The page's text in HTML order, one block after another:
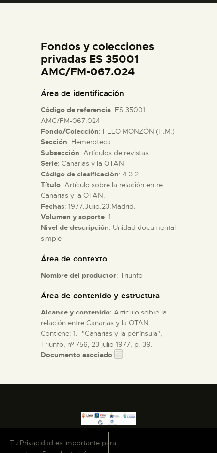
ESPAÑOL
ACTIVIDADES
█
EL MUSEO
COLECCIONES
DIDÁCTICA
ESPAÑOL
Fondos y colecciones
privadas ES 35001
AMC/FM-067.024
Área de identificación
Código de referencia: ES 35001
AMC/FM-067.024
Fondo/Colección: FELO MONZÓN (F.M.)
Sección: Hemeroteca
Subsección: Artículos de revistas.
Serie: Canarias y la OTAN
Código de clasificación: 4.3.2
Título: Artículo sobre la relación entre
Canarias y la OTAN.
Fechas: 1977.Julio.23.Madrid.
Volumen y soporte: 1
Nivel de descripción: Unidad documental
simple
Área de contexto
Nombre del productor: Triunfo
Área de contenido y estructura
Alcance y contenido: Artículo sobre la
relación entre Canarias y la OTAN.
Contiene: 1.- "Canarias y la península",
Triunfo, nº 756, 23 julio 1977, p. 39.
Documento asociado
Tu Privacidad es importante para